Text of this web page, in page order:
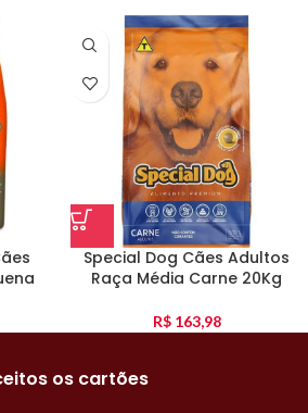
Special Dog Cães Adultos
Raça Média Carne 20Kg
R$163,98
os cartões